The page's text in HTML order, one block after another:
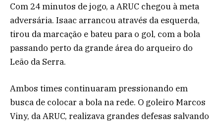
Com 24 minutos de jogo, a ARUC chegou à meta
adversária. Isaac arrancou através da esquerda,
tirou da marcação e bateu para o gol, com a bola
passando perto da grande área do arqueiro do
Leão da Serra.
Ambos times continuaram pressionando em
busca de colocar a bola na rede. O goleiro Marcos
Viny, da ARUC, realizava grandes defesas salvando